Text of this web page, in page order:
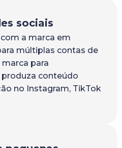
sociais
a marca em
múltiplas contas de
para
produza conteúdo
no Instagram, TikTok